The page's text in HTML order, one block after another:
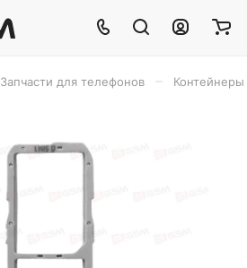
Запчасти для телефонов